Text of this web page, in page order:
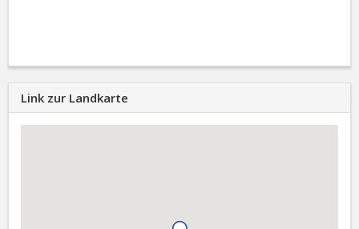
Link zur Landkarte